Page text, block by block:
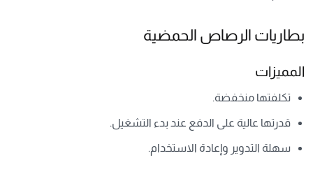
بطاريات الرصاص الحمضية
المميزات
تكلفتها منخفضة.
قدرتها عالية على الدفع عند بدء التشغيل.
سهلة التدوير وإعادة الاستخدام.